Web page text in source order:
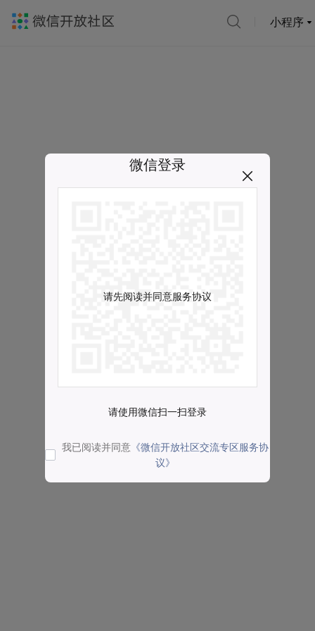
小程序
微信登录
请先阅读并同意服务协议
请使用微信扫一扫登录
我已阅读并同意 《微信开放社区交流专区服务协
议》